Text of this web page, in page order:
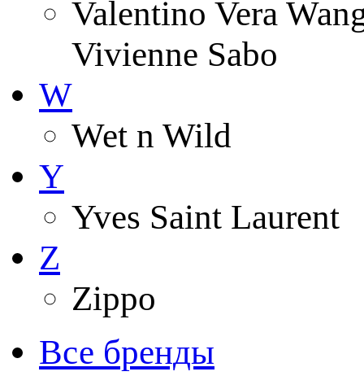
Valentino Vera
Vivienne Sabo
W
Wet n Wild
Y
Yves Saint Laurent
Z
Zippo
Все бренды